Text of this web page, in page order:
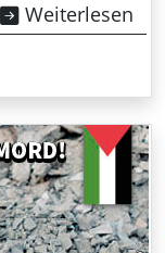
Weiterlesen